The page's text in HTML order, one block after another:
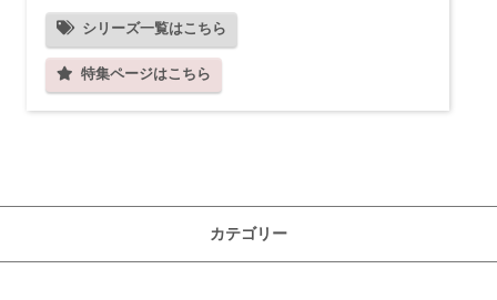
シリーズ一覧はこちら
特集ページはこちら
カテゴリー